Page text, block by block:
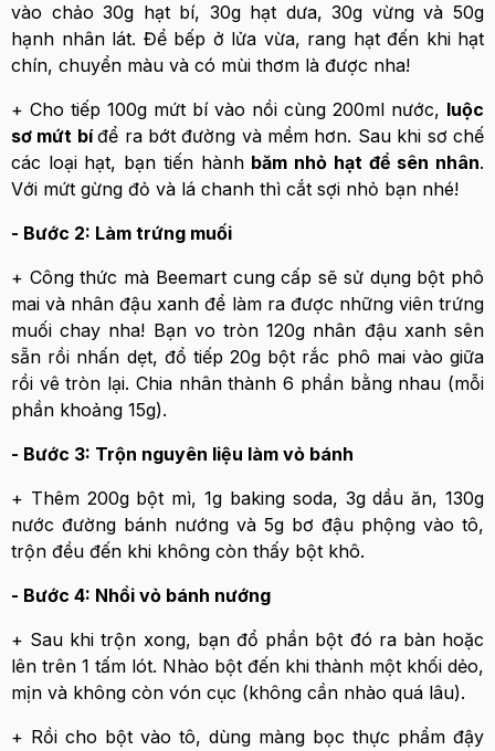
vào chảo 30g hạt bí, 30g hạt dưa, 30g vừng và 50g
hạnh nhân lát. Để bếp ở lửa vừa, rang hạt đến khi hạt
chín, chuyển màu và có mùi thơm là được nha!
+ Cho tiếp 100g mứt bí vào nồi cùng 200ml nước, luộc
sơ mứt bíđể ra bớt đường và mềm hơn. Sau khi sơ chế
các loại hạt, bạn tiến hành băm nhỏ hạt để sên nhân.
Với mứt gừng đỏ và lá chanh thì cắt sợi nhỏ bạn nhé!
- Bước 2: Làm trứng muối
+ Công thức mà Beemart cung cấp sẽ sử dụng bột phô
mai và nhân đậu xanh để làm ra được những viên trứng
muối chay nha! Bạn vo tròn 120g nhân đậu xanh sên
sẵn rồi nhấn dẹt, đổ tiếp 20g bột rắc phô mai vào giữa
rồi vê tròn lại. Chia nhân thành 6 phần bằng nhau (mỗi
phần khoảng 15g).
- Bước 3: Trộn nguyên liệu làm vỏ bánh
+ Thêm 200g bột mì, 1g baking soda, 3g dầu ăn, 130g
nước đường bánh nướng và 5g bơ đậu phộng vào tô,
trộn đều đến khi không còn thấy bột khô.
- Bước 4: Nhồi vỏ bánh nướng
+ Sau khi trộn xong, bạn đổ phần bột đó ra bàn hoặc
lên trên 1 tấm lót. Nhào bột đến khi thành một khối dẻo,
mịn và không còn vón cục (không cần nhào quá lâu).
+ Rồi cho bột vào tô, dùng màng bọc thực phẩm đậy